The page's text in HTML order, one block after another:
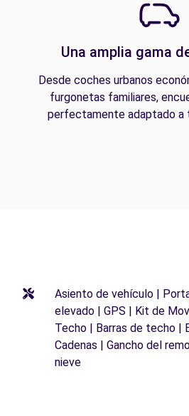
Una amplia gama
Desde coches urbanos
furgonetas familiares,
perfectamente adaptado a
Asiento de vehículo |
elevado | GPS | Kit de
Techo | Barras de techo |
Cadenas | Gancho del
nieve